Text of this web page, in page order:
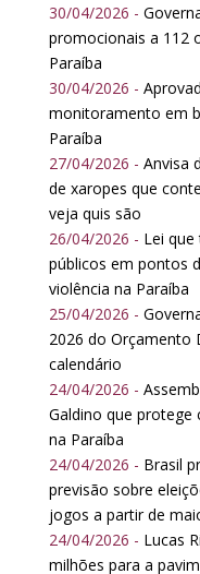
30/04/2026 -
promocionais a 112
Paraíba
30/04/2026 -
monitoramento em
Paraíba
27/04/2026 - Anvisa
de xaropes que
veja quis são
26/04/2026 - Lei
públicos em pontos
violência na Paraíba
25/04/2026 -
2026 do Orçamento
calendário
24/04/2026 -
Galdino que protege
na Paraíba
24/04/2026 - Brasil
previsão sobre
jogos a partir de
24/04/2026 - Lucas
milhões para a